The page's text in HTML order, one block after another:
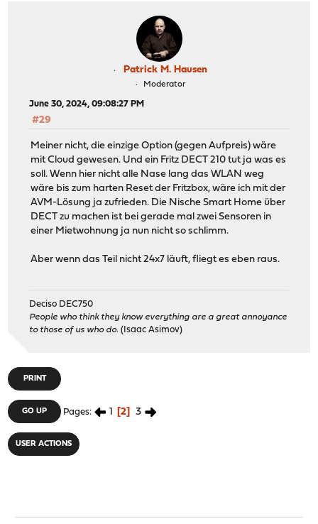
Patrick M. Hausen
Moderator
June 30, 2024, 09:08:27 PM
#29
Meiner nicht, die einzige Option (gegen Aufpreis) wäre
mit Cloud gewesen. Und ein Fritz DECT 210 tut ja was es
soll. Wenn hier nicht alle Nase lang das WLAN weg
wäre bis zum harten Reset der Fritzbox, wäre ich mit der
AVM-Lösung ja zufrieden. Die Nische Smart Home über
DECT zu machen ist bei gerade mal zwei Sensoren in
einer Mietwohnung ja nun nicht so schlimm.
Aber wenn das Teil nicht 24x7 läuft, fliegt es eben raus.
Deciso DEC750
People who think they know everything are a great annoyance
to those of us who do. (Isaac Asimov)
PRINT
GO UP Pages 1 2 3
USER ACTIONS